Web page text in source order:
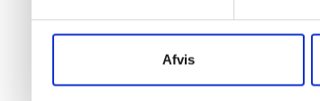
Afvis
Bent Madsen
Adm. direktør
Tlf: 28 88 18 77